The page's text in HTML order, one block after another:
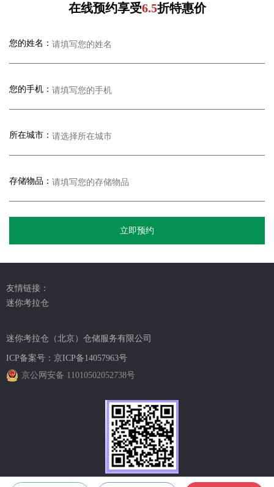
在线预约享受6.5折特惠价
您的姓名：
您的手机：
所在城市：
存储物品：
立即预约
友情链接：
迷你考拉仓
迷你考拉仓（北京）仓储服务有限公司
ICP备案号： 京ICP备14057963号
京公网安备 11010502052738号